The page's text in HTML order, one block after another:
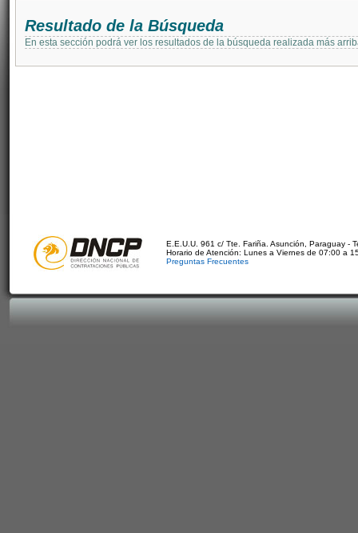
Resultado de la Búsqueda
En esta sección podrá ver los resultados de la búsqueda realizada más
E.E.U.U. 961 c/ Tte. Fariña. Asunción, Paraguay -
Horario de Atención: Lunes a Viernes de 07:00 a
Preguntas Frecuentes